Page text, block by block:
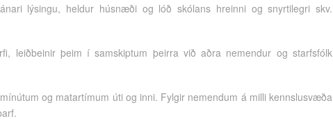
lýsingu, heldur húsnæði og lóð skólans hreinni og snyrtilegri skv.
leiðbeinir þeim í samskiptum þeirra við aðra nemendur og starfsfólk
og matartímum úti og inni. Fylgir nemendum á milli kennslusvæða